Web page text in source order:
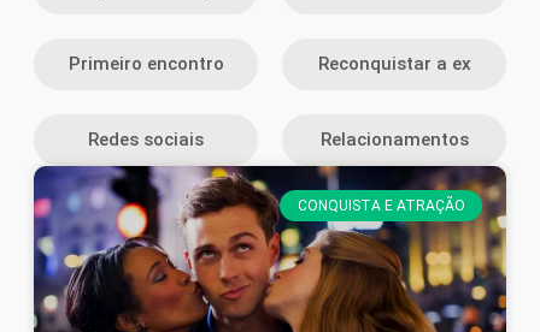
Primeiro encontro Reconquistar a ex
Redes sociais Relacionamentos
CONQUISTA E ATRAÇÃO